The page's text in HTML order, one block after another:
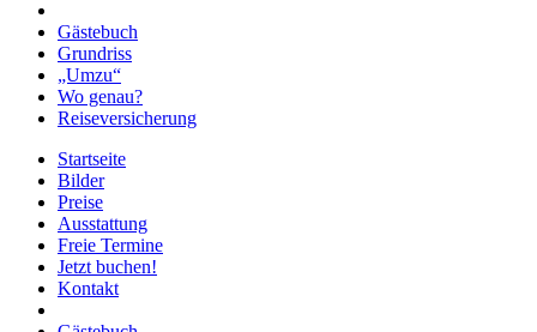
Gästebuch
Grundriss
„Umzu“
Wo genau?
Reiseversicherung
Startseite
Bilder
Preise
Ausstattung
Freie Termine
Jetzt buchen!
Kontakt